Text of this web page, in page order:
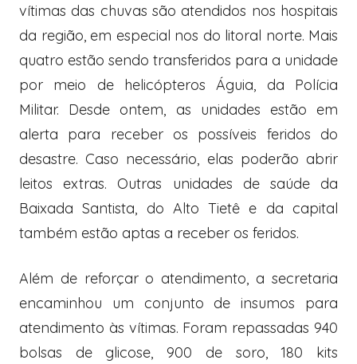
vítimas das chuvas são atendidos nos hospitais
da região, em especial nos do litoral norte. Mais
quatro estão sendo transferidos para a unidade
por meio de helicópteros Águia, da Polícia
Militar. Desde ontem, as unidades estão em
alerta para receber os possíveis feridos do
desastre. Caso necessário, elas poderão abrir
leitos extras. Outras unidades de saúde da
Baixada Santista, do Alto Tietê e da capital
também estão aptas a receber os feridos.
Além de reforçar o atendimento, a secretaria
encaminhou um conjunto de insumos para
atendimento às vítimas. Foram repassadas 940
bolsas de glicose, 900 de soro, 180 kits